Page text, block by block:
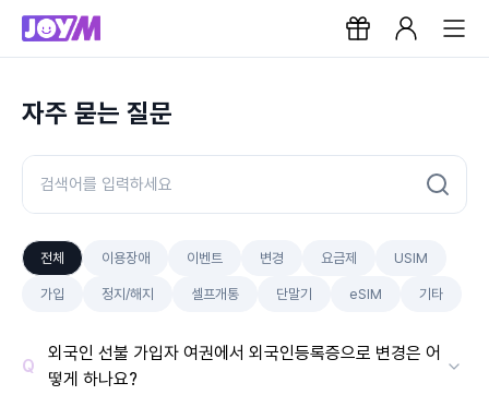
자주 묻는 질문
전체 이용장애 이벤트 변경 요금제 USIM
가입 정지/해지 셀프개통 단말기 eSIM 기타
외국인 선불 가입자 여권에서 외국인등록증으로 변경은 어
떻게 하나요?